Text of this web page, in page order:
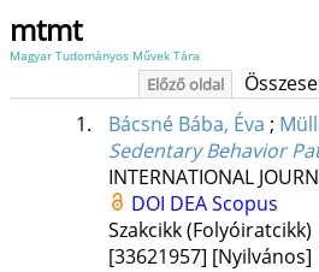
mtmt
Magyar Tudományos Művek Tára
Előző oldal
1. Bácsné Bába, Éva ;
Sedentary Behavior
INTERNATIONAL
DOI DEAScopus
Szakcikk
[33621957] [Nyilvános]